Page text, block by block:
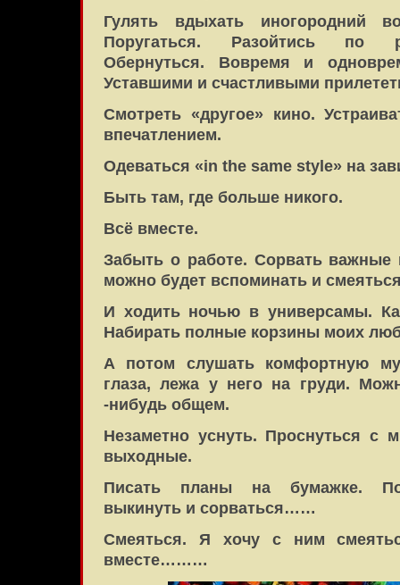
Гулять вдыхать иногородний
Поругаться. Разойтись по
Обернуться. Вовремя и
Уставшими и счастливыми
Смотреть «другое» кино.
впечатлением.
Одеваться «in the same style» на
Быть там, где больше никого.
Всё вместе.
Забыть о работе. Сорвать важные
можно будет вспоминать и
И ходить ночью в универсамы.
Набирать полные корзины моих
А потом слушать комфортную
глаза, лежа у него на груди.
-нибудь общем.
Незаметно уснуть. Проснуться с
выходные.
Писать планы на бумажке.
выкинуть и сорваться……
Смеяться. Я хочу с ним
вместе………